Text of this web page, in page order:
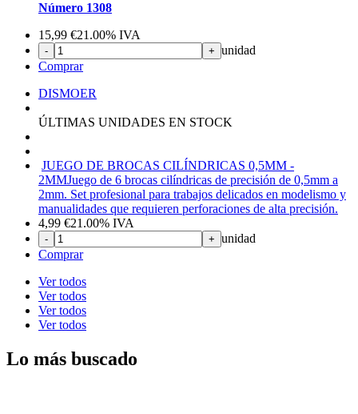
Número 1308
15,99 €21.00% IVA
- + unidad
Comprar
DISMOER
ÚLTIMAS UNIDADES EN STOCK
JUEGO DE BROCAS CILÍNDRICAS 0,5MM -
2MMJuego de 6 brocas cilíndricas de precisión de 0,5mm a
2mm. Set profesional para trabajos delicados en modelismo y
manualidades que requieren perforaciones de alta precisión.
4,99 €21.00% IVA
- + unidad
Comprar
Ver todos
Ver todos
Ver todos
Ver todos
Lo más buscado